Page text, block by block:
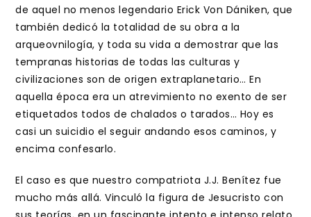
de aquel no menos legendario Erick Von Dániken, que
también dedicó la totalidad de su obra a la
arqueovnilogía, y toda su vida a demostrar que las
tempranas historias de todas las culturas y
civilizaciones son de origen extraplanetario… En
aquella época era un atrevimiento no exento de ser
etiquetados todos de chalados o tarados… Hoy es
casi un suicidio el seguir andando esos caminos, y
encima confesarlo.
El caso es que nuestro compatriota J.J. Benítez fue
mucho más allá. Vinculó la figura de Jesucristo con